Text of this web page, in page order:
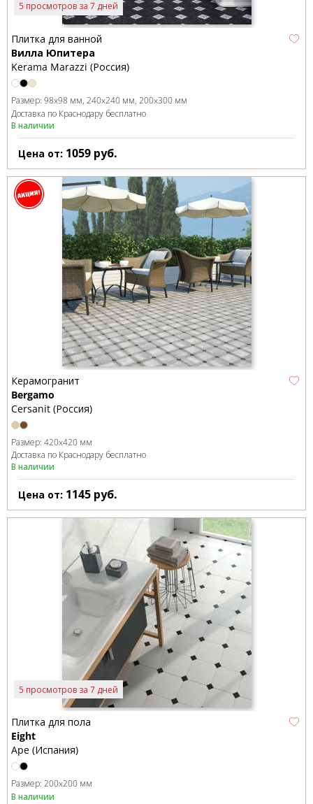
5 просмотров за 7 дней
Плитка для ванной
Вилла Юпитера
Kerama Marazzi (Россия)
Размер: 98x98 мм 240x240 мм 200x300 мм
Доставка по Краснодару бесплатно
В наличии
Цена от: 1059 руб.
Керамогранит
Bergamo
Cersanit (Россия)
Размер: 420x420 мм
Доставка по Краснодару бесплатно
В наличии
Цена от: 1145 руб.
5 просмотров за 7 дней
Плитка для пола
Eight
Ape (Испания)
Размер: 200x200 мм
В наличии